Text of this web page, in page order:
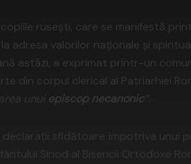
rusești, care se manifestă
adresa valorilor naționale și
astăzi, a exprimat printr-un
din corpul clerical al Patriarhiei
unui episcop necanonic”.
sfidătoare împotriva unui
Sinod al Bisericii Ortodoxe